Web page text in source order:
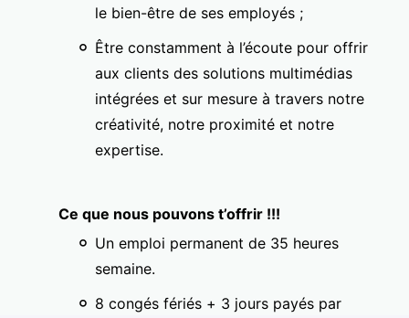
le bien-être de ses employés ;
Être constamment à l’écoute pour offrir
aux clients des solutions multimédias
intégrées et sur mesure à travers notre
créativité, notre proximité et notre
expertise.
Ce que nous pouvons t’offrir !!!
Un emploi permanent de 35 heures
semaine.
8 congés fériés + 3 jours payés par